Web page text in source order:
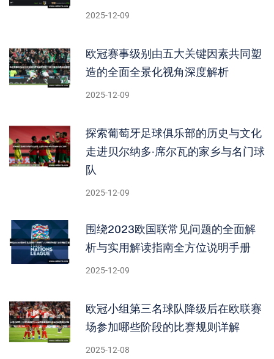
2025-12-09
欧冠赛事级别由五大关键因素共同塑
造的全面全景化视角深度解析
2025-12-09
探索葡萄牙足球俱乐部的历史与文化
走进贝尔纳多·席尔瓦的家乡与名门球
队
2025-12-09
围绕2023欧国联常见问题的全面解
析与实用解读指南全方位说明手册
2025-12-09
欧冠小组第三名球队降级后在欧联赛
场参加哪些阶段的比赛规则详解
2025-12-08